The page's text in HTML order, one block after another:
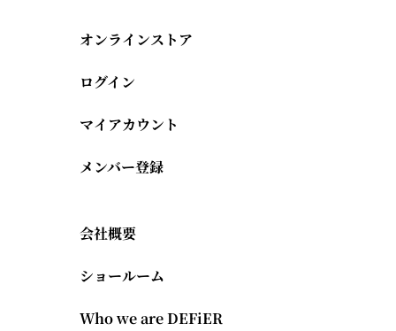
オンラインストア
ログイン
マイアカウント
メンバー登録
会社概要
ショールーム
Who we are DEFiER